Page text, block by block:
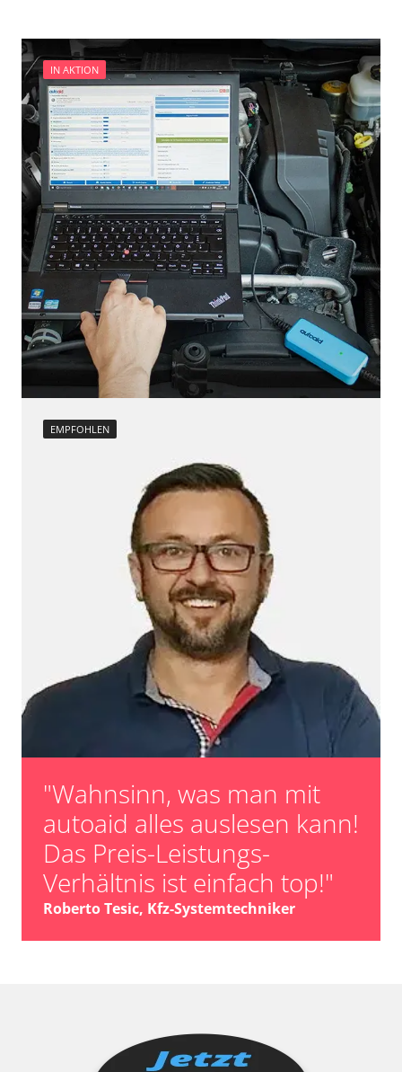
und Konfiguration
IN AKTION
EMPFOHLEN
"Wahnsinn, was man mit
autoaid alles auslesen kann!
Das Preis-Leistungs-
Verhältnis ist einfach top!"
Roberto Tesic, Kfz-Systemtechniker